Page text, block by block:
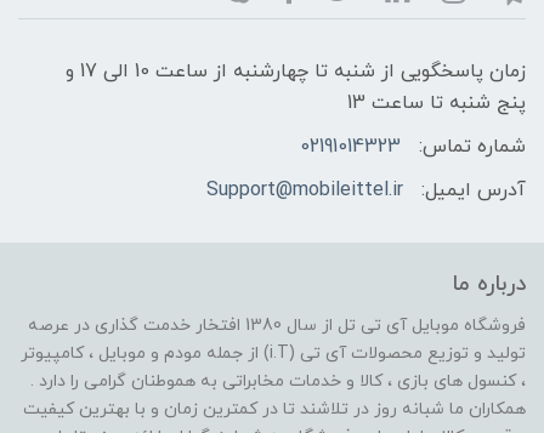
زمان پاسخگویی از شنبه تا چهارشنبه از ساعت 10 الی 17 و
پنج شنبه تا ساعت 13
شماره تماس:
02191014323
آدرس ایمیل:
Support@mobileittel.ir
درباره ما
فروشگاه موبایل آی تی تل از سال 1380 افتخار خدمت گذاری در عرصه
تولید و توزیع محصولات آی تی (i.T) از جمله مودم و موبایل ، کامپیوتر
، کنسول های بازی ، کالا و خدمات مخابراتی به هموطنان گرامی را دارد .
همکاران ما شبانه روز در تلاشند تا در کمترین زمان و با بهترین کیفیت